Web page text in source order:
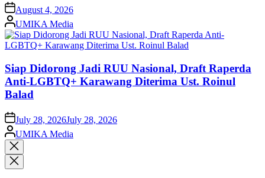
on August 4, 2026
Posted
by
UMIKA Media
Siap Didorong Jadi RUU Nasional, Draft Raperda
Anti-LGBTQ+ Karawang Diterima Ust. Roinul
Balad
onJuly 28, 2026July 28, 2026
Posted
by
UMIKA Media
Close
search